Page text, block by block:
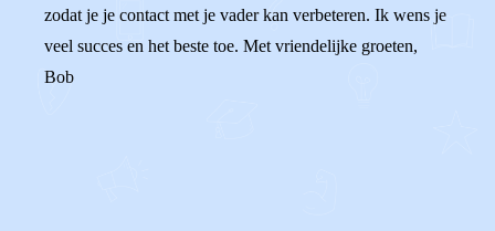
zodat je je contact met je vader kan verbeteren. Ik wens je
veel succes en het beste toe. Met vriendelijke groeten,
Bob